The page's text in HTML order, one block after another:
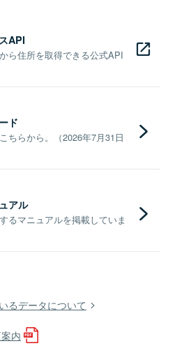
API
ら住所を取得できる公式API
ド
ちらから。（2026年7月31日
アル
るマニュアルを掲載していま
るデータについて
内